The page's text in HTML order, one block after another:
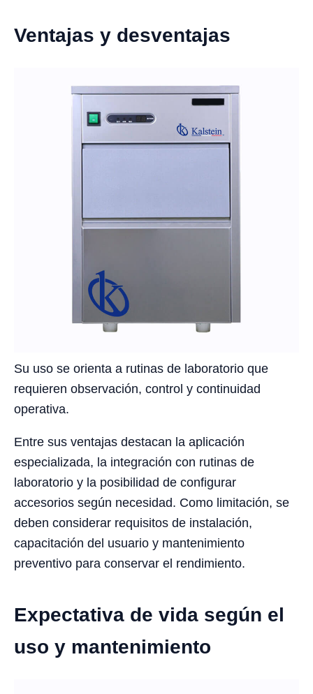
Ventajas y desventajas
Su uso se orienta a rutinas de laboratorio que
requieren observación, control y continuidad
operativa.
Entre sus ventajas destacan la aplicación
especializada, la integración con rutinas de
laboratorio y la posibilidad de configurar
accesorios según necesidad. Como limitación, se
deben considerar requisitos de instalación,
capacitación del usuario y mantenimiento
preventivo para conservar el rendimiento.
Expectativa de vida según el
uso y mantenimiento